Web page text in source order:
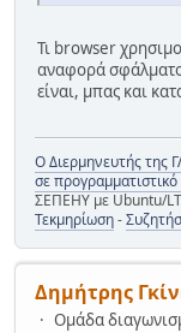
Τι browser
αναφορά
είναι, μπας και
Ο Διερμηνευτής της
σε
ΣΕΠΕΗΥ με Ubuntu/
Τεκμηρίωση-
Δημήτρης
Ομάδα